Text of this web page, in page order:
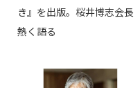
き』を出版。桜井博志会長
熱く語る